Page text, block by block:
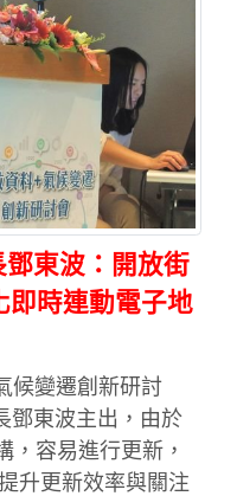
東波：開放街
即時連動電子地
候變遷創新研討
鄧東波主出，由於
，容易進行更新，
升更新效率與關注